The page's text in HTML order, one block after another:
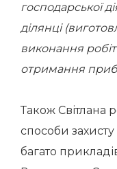
господарської
ділянці
виконання
отримання
Також Світлана
способи
багато